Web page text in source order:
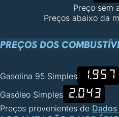
Preço sem
Preços abaixo da
PREÇOS DOS
Gasolina 95 Simples 1.957
Gasóleo Simples 2.043
Preços provenientes de Dados